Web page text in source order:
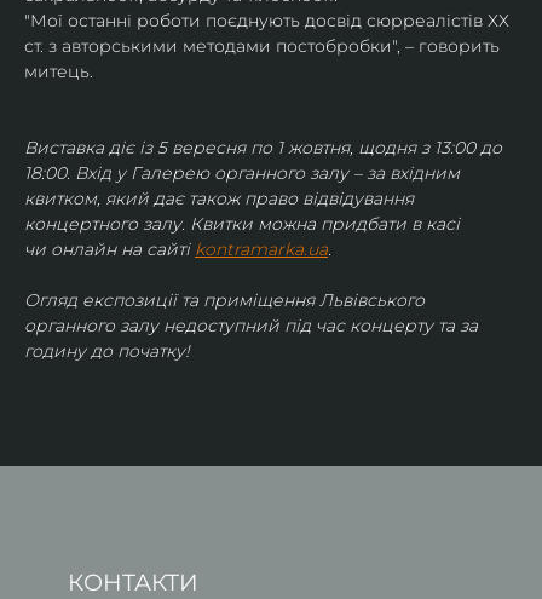
"Мої останні роботи поєднують досвід сюрреалістів ХХ
ст. з авторськими методами постобробки", – говорить
митець.
Виставка діє із 5 вересня по 1 жовтня, щодня з 13:00 до
18:00. Вхід у Галерею органного залу – за вхідним
квитком, який дає також право відвідування
концертного залу. Квитки можна придбати в касі
чи онлайн на сайті kontramarka.ua.
Огляд експозиції та приміщення Львівського
органного залу недоступний під час концерту та за
годину до початку!
КОНТАКТИ